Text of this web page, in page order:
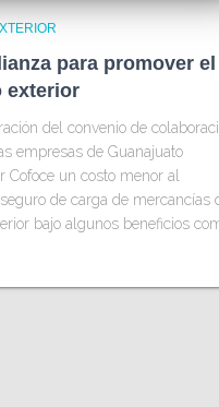
para promover el
exterior
del convenio de
empresas de Guanajuato
Cofoce un costo menor al
de carga de mercancías
bajo algunos beneficios